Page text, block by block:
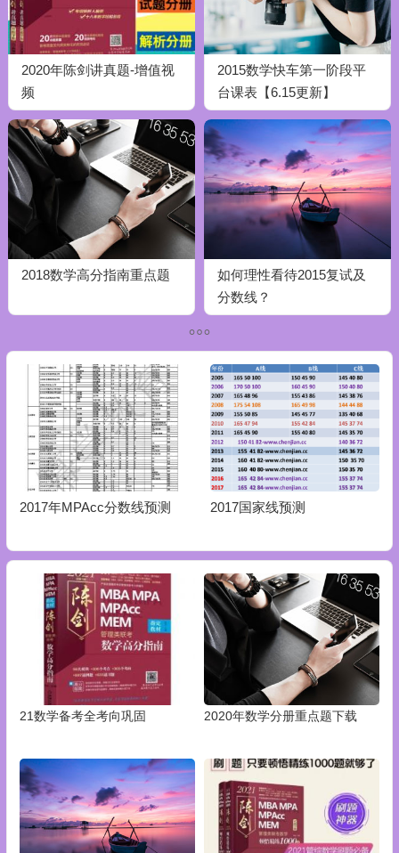
2020年陈剑讲真题-增值视
频
2015数学快车第一阶段平
台课表【6.15更新】
2018数学高分指南重点题
如何理性看待2015复试及
分数线？
2017年MPAcc分数线预测 2017国家线预测
21数学备考全考向巩固 2020年数学分册重点题下载